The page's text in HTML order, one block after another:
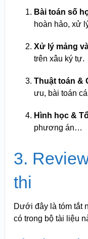
Bài toán số
hoàn hảo, xử
Xử lý mảng
trên xâu ký tự.
Thuật toán &
ưu, bài toán
Hình học &
phương án…
3.
thi
Dưới đây là tóm tắt
có trong bộ tài liệu